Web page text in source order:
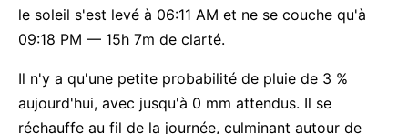
le soleil s'est levé à 06:11 AM et ne se couche qu'à
09:18 PM — 15h 7m de clarté.
Il n'y a qu'une petite probabilité de pluie de 3 %
aujourd'hui, avec jusqu'à 0 mm attendus. Il se
réchauffe au fil de la journée, culminant autour de